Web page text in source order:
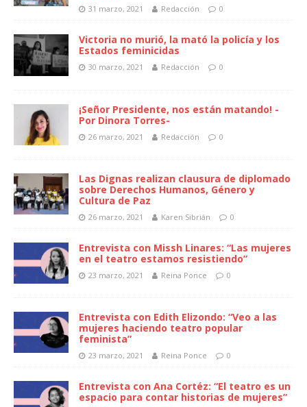
31 marzo, 2021 Redacción 0
Victoria no murió, la mató la policía y los
Estados feminicidas
30 marzo, 2021 Redacción 0
¡Señor Presidente, nos están matando! -
Por Dinora Torres-
26 marzo, 2021 Redacción 0
Las Dignas realizan clausura de diplomado
sobre Derechos Humanos, Género y
Cultura de Paz
26 marzo, 2021 Karen Sibrián 0
Entrevista con Missh Linares: “Las mujeres
en el teatro estamos resistiendo”
23 marzo, 2021 Reina Ponce 0
Entrevista con Edith Elizondo: “Veo a las
mujeres haciendo teatro popular
feminista”
23 marzo, 2021 Reina Ponce 0
Entrevista con Ana Cortéz: “El teatro es un
espacio para contar historias de mujeres”